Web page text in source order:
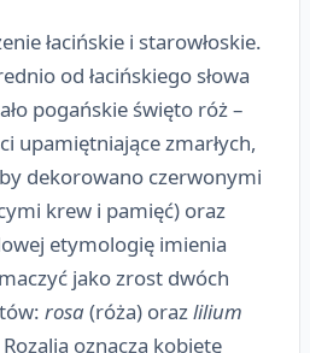
łacińskie i starowłoskie.
od łacińskiego słowa
pogańskie święto róż –
upamiętniające zmarłych,
dekorowano czerwonymi
krew i pamięć) oraz
etymologię imienia
jako zrost dwóch
rosa (róża) orazlilium
oznacza kobietę